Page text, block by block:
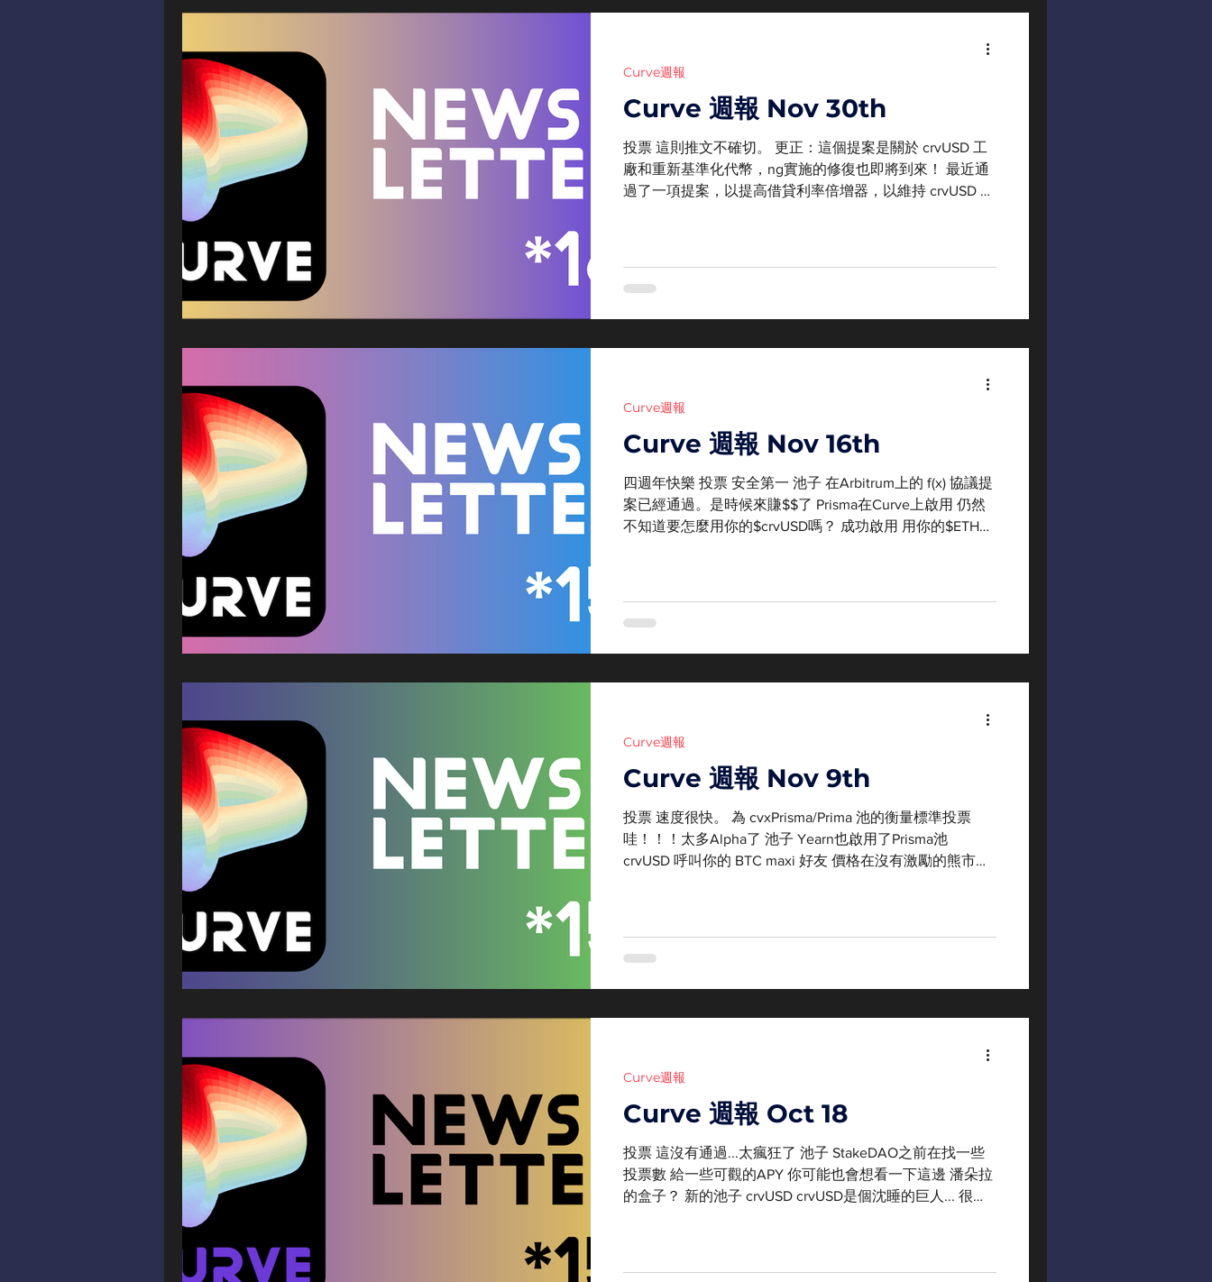
Curve 週報 Nov 30th
投票 這則推文不確切。 更正：這個提案是關於 crvUSD 工
廠和重新基準化代幣，ng實施的修復也即將到來！ 最近通
過了一項提案，以提高借貸利率倍增器，以維持 crvUSD 的
Curve週報
Curve 週報 Nov 16th
四週年快樂 投票 安全第一 池子 在Arbitrum上的 f(x) 協議提
案已經通過。是時候來賺$$了 Prisma在Curve上啟用 仍然
不知道要怎麼用你的$crvUSD嗎？ 成功啟用 用你的$ETH獲
Curve週報
Curve 週報 Nov 9th
投票 速度很快。 為 cvxPrisma/Prima 池的衡量標準投票
哇！！！太多Alpha了 池子 Yearn也啟用了Prisma池
crvUSD 呼叫你的 BTC maxi 好友 價格在沒有激勵的熊市下
Curve週報
Curve 週報 Oct 18
投票 這沒有通過...太瘋狂了 池子 StakeDAO之前在找一些
投票數 給一些可觀的APY 你可能也會想看一下這邊 潘朵拉
的盒子？ 新的池子 crvUSD crvUSD是個沈睡的巨人... 很值
Curve週報